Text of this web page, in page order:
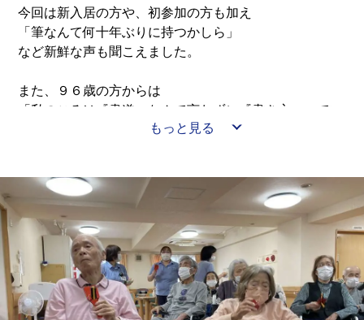
今回は新入居の方や、初参加の方も加え
「筆なんて何十年ぶりに持つかしら」
など新鮮な声も聞こえました。
また、９６歳の方からは
「私のころは『書道』なんて言わずに『書き方』ってい
う科目だったんだよ。」
最初は筆で字を書くことに躊躇っていた方も多かったで
今では「もっと書いていたい！」と仰る方も( *´艸｀)
７月後半も楽しみです🎐🌞
もっと見る